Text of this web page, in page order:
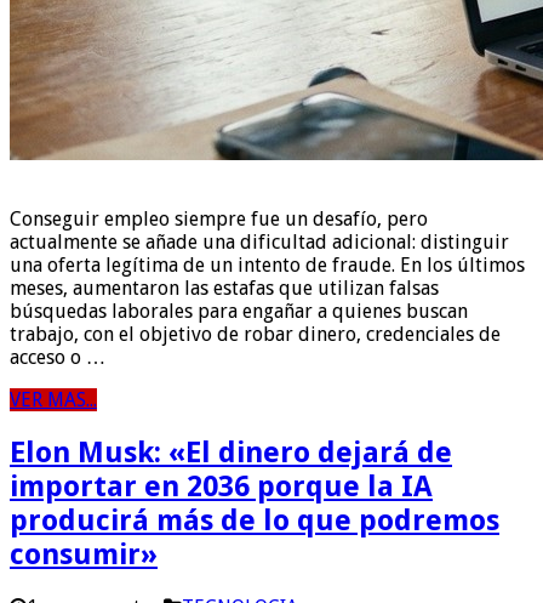
Conseguir empleo siempre fue un desafío, pero
actualmente se añade una dificultad adicional: distinguir
una oferta legítima de un intento de fraude. En los últimos
meses, aumentaron las estafas que utilizan falsas
búsquedas laborales para engañar a quienes buscan
trabajo, con el objetivo de robar dinero, credenciales de
acceso o …
VER MAS...
Elon Musk: «El dinero dejará de
importar en 2036 porque la IA
producirá más de lo que podremos
consumir»